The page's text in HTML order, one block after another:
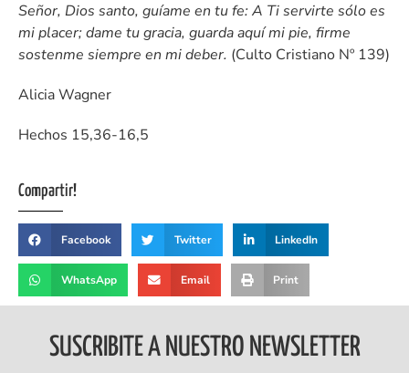
Señor, Dios santo, guíame en tu fe: A Ti servirte sólo es
mi placer; dame tu gracia, guarda aquí mi pie, firme
sostenme siempre en mi deber. (Culto Cristiano Nº 139)
Alicia Wagner
Hechos 15,36-16,5
Compartir!
Facebook Twitter LinkedIn
WhatsApp Email Print
SUSCRIBITE A NUESTRO NEWSLETTER